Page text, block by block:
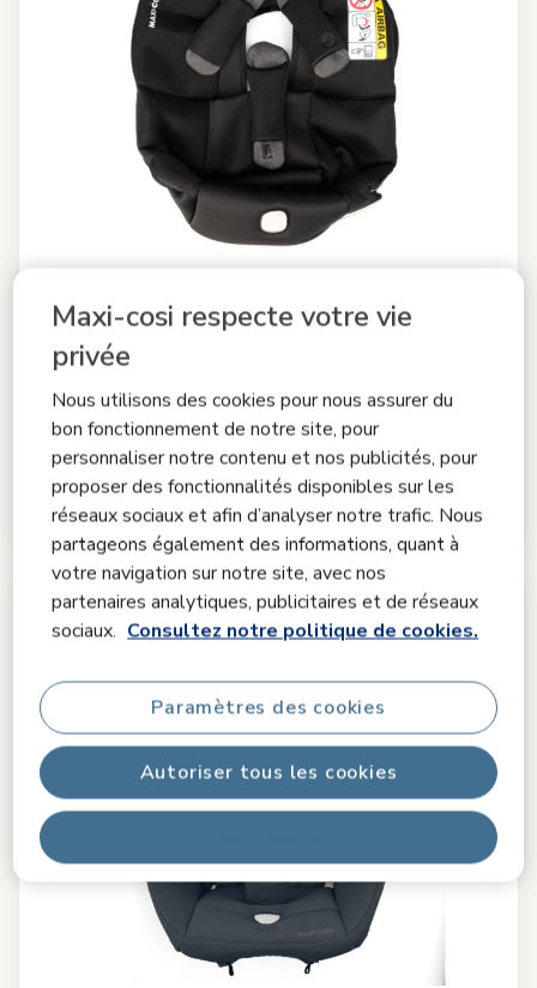
Maxi-cosi respecte votre vie
privée
Nous utilisons des cookies pour nous assurer du
bon fonctionnement de notre site, pour
personnaliser notre contenu et nos publicités, pour
proposer des fonctionnalités disponibles sur les
réseaux sociaux et afin d’analyser notre trafic. Nous
partageons également des informations, quant à
votre navigation sur notre site, avec nos
partenaires analytiques, publicitaires et de réseaux
sociaux. Consultez notre politique de cookies.
Autoriser tous les cookies
Paramètres des cookies
Ensemble complet de housses pour le siège-auto
Pebble 360
0.0 (0)
60,00 €
En stock